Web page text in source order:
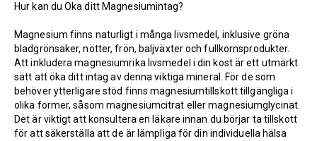
Hur kan du Öka ditt Magnesiumintag?
Magnesium finns naturligt i många livsmedel, inklusive gröna
bladgrönsaker, nötter, frön, baljväxter och fullkornsprodukter.
Att inkludera magnesiumrika livsmedel i din kost är ett utmärkt
sätt att öka ditt intag av denna viktiga mineral. För de som
behöver ytterligare stöd finns magnesiumtillskott tillgängliga i
olika former, såsom magnesiumcitrat eller magnesiumglycinat.
Det är viktigt att konsultera en läkare innan du börjar ta tillskott
för att säkerställa att de är lämpliga för din individuella hälsa